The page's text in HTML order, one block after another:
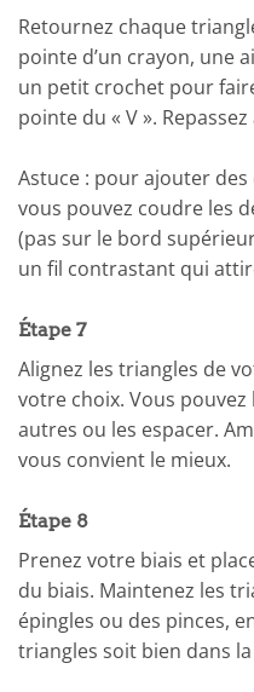
Retournez chaque
pointe d’un crayon, une
un petit crochet pour
pointe du « V ».
Astuce : pour ajouter
vous pouvez coudre les
(pas sur le bord
un fil contrastant qui
Étape 7
Alignez les triangles de
votre choix. Vous pouvez
autres ou les espacer.
vous convient le mieux.
Étape 8
Prenez votre biais et
du biais. Maintenez les
épingles ou des pinces,
triangles soit bien dans